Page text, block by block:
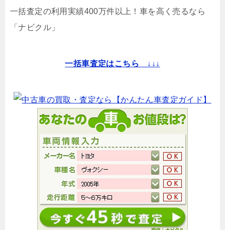
一括査定の利用実績400万件以上！ 車を高く売るなら
「ナビクル」
一括車査定はこちら ↓↓↓